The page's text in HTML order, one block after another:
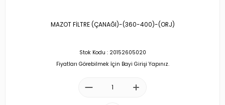
MAZOT FİLTRE (ÇANAĞI)-(360-400)-(ORJ)
Stok Kodu : 20152605020
Fiyatları Görebilmek İçin Bayi Girişi Yapınız.